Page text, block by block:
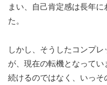
まい、自己肯定感は長年
た。
しかし、そうしたコンプ
が、現在の転機となって
続けるのではなく、いっ